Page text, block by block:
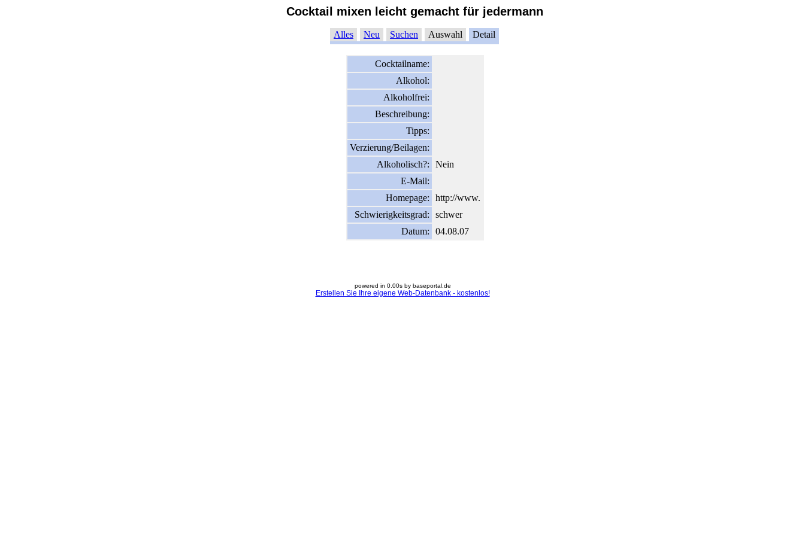
Cocktail mixen leicht gemacht für jedermann
Alles Neu Suchen Auswahl Detail
Cocktailname:
Alkohol:
Alkoholfrei:
Beschreibung:
Tipps:
Verzierung/Beilagen:
Alkoholisch?:
Nein
E-Mail:
Homepage:
http://www.
Schwierigkeitsgrad:
schwer
Datum:
04.08.07
powered in 0.00s by baseportal.de
Erstellen Sie Ihre eigene Web-Datenbank - kostenlos!